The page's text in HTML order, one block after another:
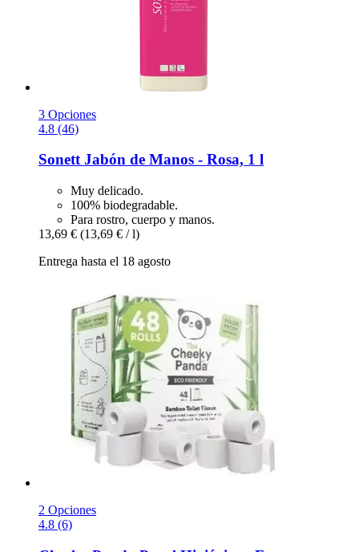
3 Opciones
4.8 (46)
SonettJabón de Manos -​ Rosa, 1 l
Muy delicado.
100% biodegradable.
Para rostro, cuerpo y manos.
13,69 € (13,69 € / l)
Entrega hasta el 18 agosto
2 Opciones
4.8 (6)